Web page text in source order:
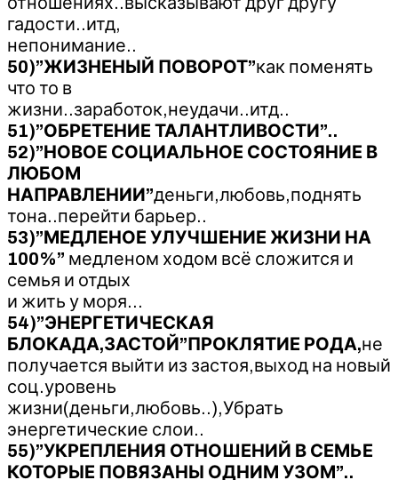
гадости..итд,
непонимание..
50)”ЖИЗНЕНЫЙ ПОВОРОТ”как поменять
что то в
жизни..заработок,неудачи..итд..
51)”ОБРЕТЕНИЕ ТАЛАНТЛИВОСТИ”..
52)”НОВОЕ СОЦИАЛЬНОЕ СОСТОЯНИЕ В
ЛЮБОМ
НАПРАВЛЕНИИ”деньги,любовь,поднять
тона..перейти барьер..
53)”МЕДЛЕНОЕ УЛУЧШЕНИЕ ЖИЗНИ НА
100%” медленом ходом всё сложится и
семья и отдых
и жить у моря…
54)”ЭНЕРГЕТИЧЕСКАЯ
БЛОКАДА,ЗАСТОЙ”ПРОКЛЯТИЕ РОДА,не
получается выйти из застоя,выход на новый
соц.уровень
жизни(деньги,любовь..),Убрать
энергетические слои..
55)”УКРЕПЛЕНИЯ ОТНОШЕНИЙ В СЕМЬЕ
КОТОРЫЕ ПОВЯЗАНЫ ОДНИМ УЗОМ”..